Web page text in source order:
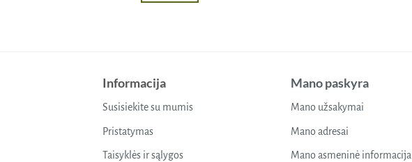
Informacija
Susisiekite su mumis
Pristatymas
Taisyklės ir sąlygos
Mano paskyra
Mano užsakymai
Mano adresai
Mano asmeninė informacija